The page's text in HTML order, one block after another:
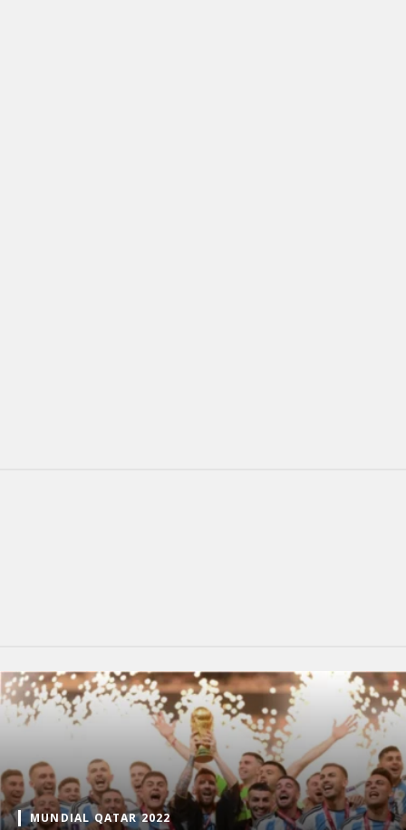
MUNDIAL QATAR 2022